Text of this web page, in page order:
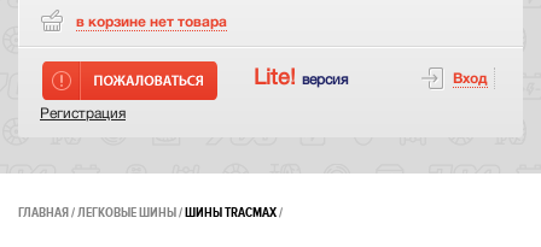
в корзине нет товара
Lite! версия Вход
Регистрация
ГЛАВНАЯ ЛЕГКОВЫЕ ШИНЫ ШИНЫ TRACMAX